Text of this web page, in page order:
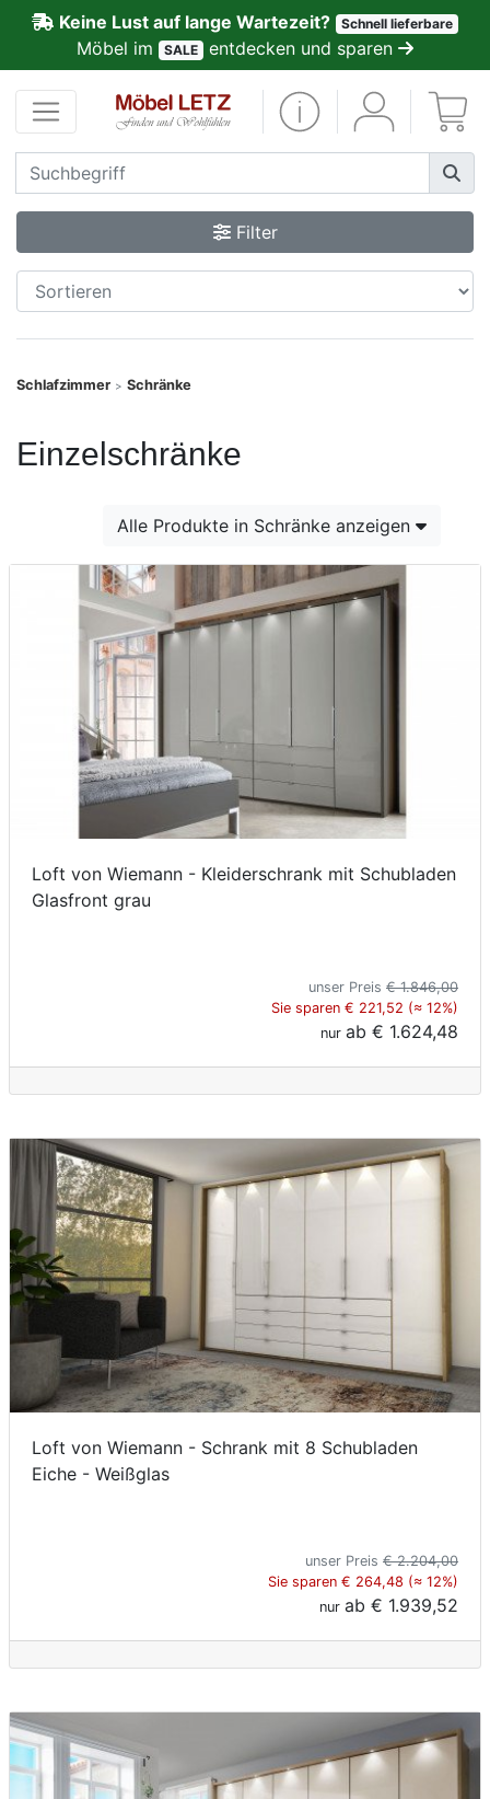
Keine Lust auf lange Wartezeit? Schnell lieferbare
Möbel im SALE entdecken und sparen
Filter
Schlafzimmer > Schränke
Einzelschränke
Alle Produkte in Schränke anzeigen
Loft von Wiemann - Kleiderschrank mit Schubladen
Glasfront grau
unser Preis € 1.846,00
Sie sparen € 221,52 (≈ 12%)
nur ab € 1.624,48
Loft von Wiemann - Schrank mit 8 Schubladen
Eiche - Weißglas
unser Preis € 2.204,00
Sie sparen € 264,48 (≈ 12%)
nur ab € 1.939,52
Kundenmeinungen
Anmelden
PREMIUM
Schnell
lieferbar
SALE
Möbel-
Finanzierung
Markenwelt
Letz-
Deals